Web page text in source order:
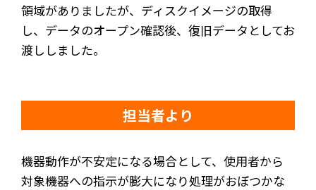
領域がありましたが、ディスクイメージの取得
し、データのオープン確認後、復旧データとしてお
渡ししました。
担当者より
機器動作が不安定になる場合として、使用者から
対象機器への指示が膨大になり処理がおぼつかな